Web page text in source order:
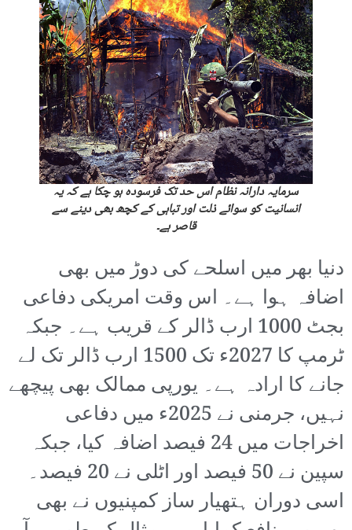
سرمایہ دارانہ نظام اس حد تک فرسودہ ہو چکا ہے کہ یہ
انسانیت کو سوائے ذلت اور تباہی کے کچھ بھی دینے سے
قاصر ہے۔
دنیا بھر میں اسلحے کی دوڑ میں بھی
اضافہ ہوا ہے۔ اس وقت امریکی دفاعی
بجٹ 1000 ارب ڈالر کے قریب ہے۔ جبکہ
ٹرمپ کا 2027ء تک 1500 ارب ڈالر تک لے
جانے کا ارادہ ہے۔ یورپی ممالک بھی پیچھے
نہیں، جرمنی نے 2025ء میں دفاعی
اخراجات میں 24 فیصد اضافہ کیا، جبکہ
سپین نے 50 فیصد اور اٹلی نے 20 فیصد۔
اسی دوران ہتھیار ساز کمپنیوں نے بھی